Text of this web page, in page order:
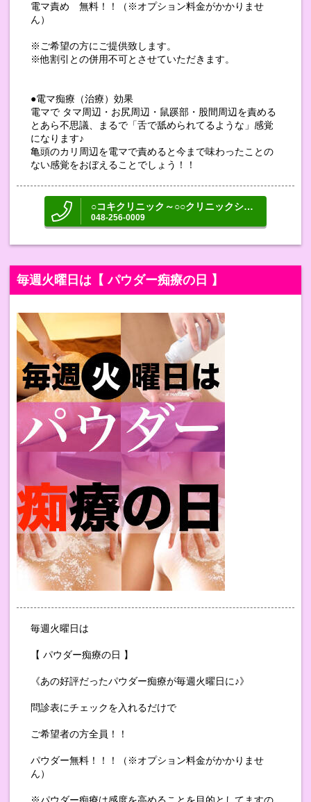
電マ責め 無料！！（※オプション料金がかかりませ
ん）
※ご希望の方にご提供致します。
※他割引との併用不可とさせていただきます。
●電マ痴療（治療）効果
電マで タマ周辺・お尻周辺・鼠蹊部・股間周辺を責める
とあら不思議、まるで「舌で舐められてるような」感覚
になります♪
亀頭のカリ周辺を電マで責めると今まで味わったことの
ない感覚をおぼえることでしょう！！
○コキクリニック～○○クリニックシリーズ～
048-256-0009
毎週火曜日は【 パウダー痴療の日 】
毎週火曜日は
【 パウダー痴療の日 】
《あの好評だったパウダー痴療が毎週火曜日に♪》
問診表にチェックを入れるだけで
ご希望者の方全員！！
パウダー無料！！！（※オプション料金がかかりませ
ん）